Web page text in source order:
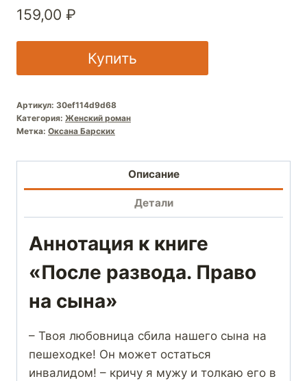
159,00 ₽
Купить
Артикул: 30ef114d9d68
Категория: Женский роман
Метка: Оксана Барских
Описание
Детали
Аннотация к книге
«После развода. Право
на сына»
– Твоя любовница сбила нашего сына на
пешеходке! Он может остаться
инвалидом! – кричу я мужу и толкаю его в